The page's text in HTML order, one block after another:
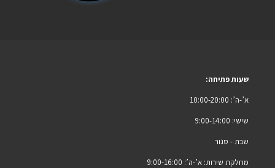
שעות פתיחה:
א’-ה’: 10:00-20:00
שישי: 9:00-14:00
שבת - סגור
מחלקת שירות: א’-ה’: 9:00-16:00